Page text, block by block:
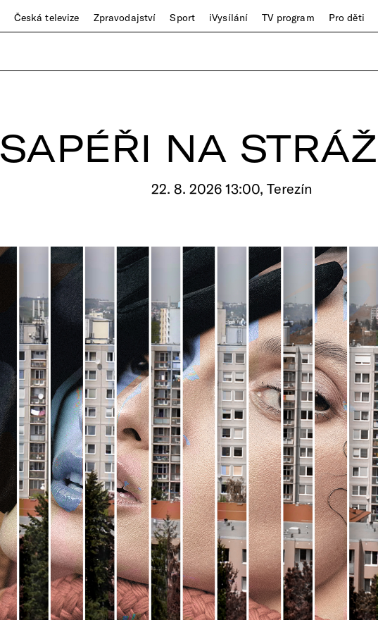
Česká televize Zpravodajství Sport iVysílání TV program Pro děti
SAPÉŘI NA
22. 8. 2026 13:00, Terezín